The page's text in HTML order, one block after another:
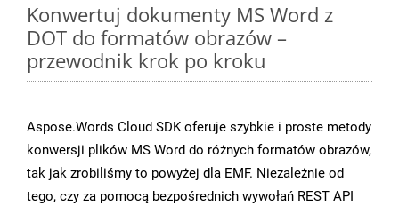
Konwertuj dokumenty MS Word z
DOT do formatów obrazów –
przewodnik krok po kroku
Aspose.Words Cloud SDK oferuje szybkie i proste metody
konwersji plików MS Word do różnych formatów obrazów,
tak jak zrobiliśmy to powyżej dla EMF. Niezależnie od
tego, czy za pomocą bezpośrednich wywołań REST API